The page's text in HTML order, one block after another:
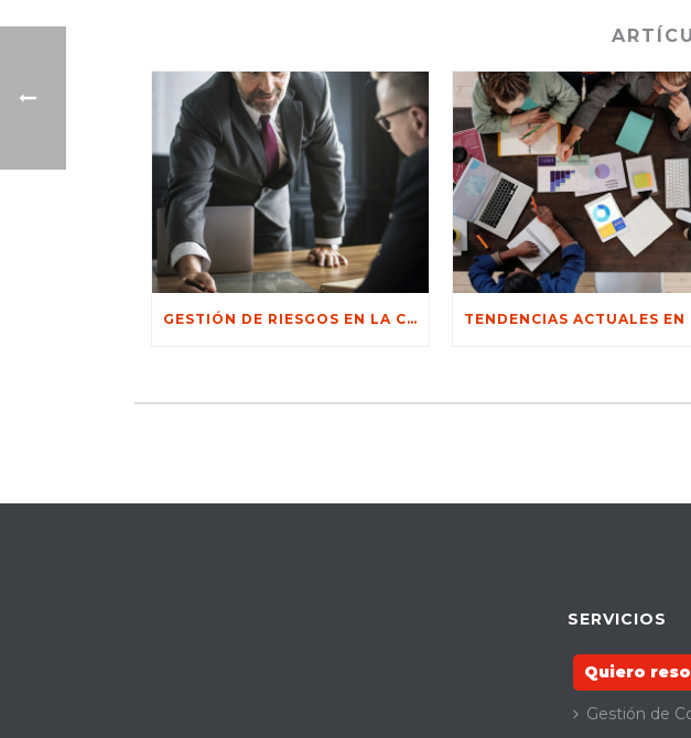
GESTIÓN DE RIESGOS EN LA CONCESIÓN DE CRÉDITOS: ESTRATEGIAS PARA MINIMIZAR LA MOROSIDAD
SERVICIOS
Quiero
Gestión de